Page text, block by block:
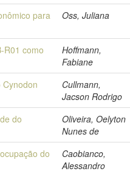
para
Oss, Juliana
R01 como
Hoffmann,
Fabiane
Cullmann,
Jacson Rodrigo
do
Oliveira, Oelyton
Nunes de
do
Caobianco,
Alessandro